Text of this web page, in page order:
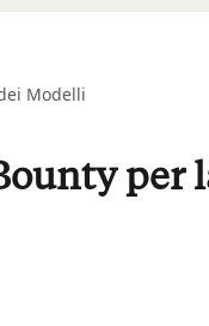
Modelli
per